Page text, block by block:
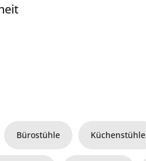
Bürostühle Küchenstühle